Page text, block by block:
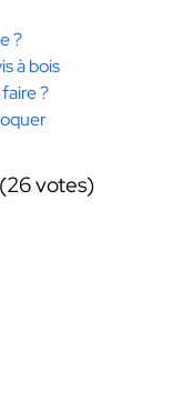
?
à bois
?
votes)